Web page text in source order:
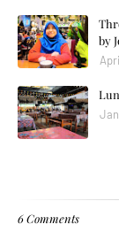
by
6 Comments